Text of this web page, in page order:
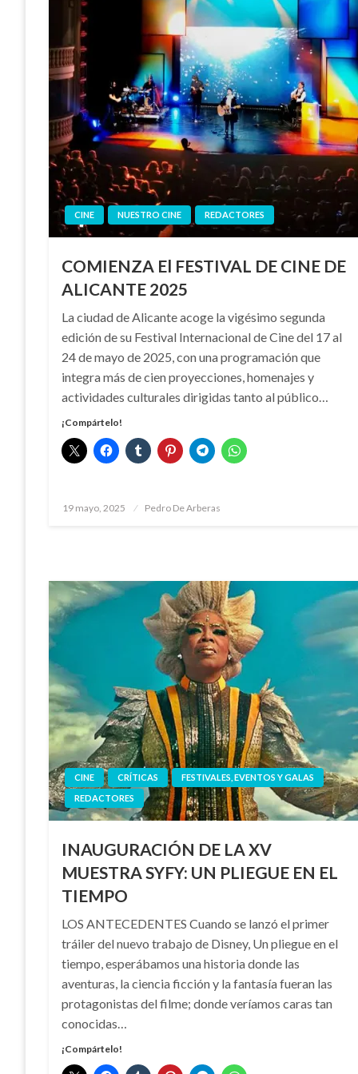
CINE NUESTRO CINE REDACTORES
COMIENZA El FESTIVAL DE CINE DE
ALICANTE 2025
La ciudad de Alicante acoge la vigésimo segunda
edición de su Festival Internacional de Cine del 17 al
24 de mayo de 2025, con una programación que
integra más de cien proyecciones, homenajes y
actividades culturales dirigidas tanto al público…
¡Compártelo!
Publicado
19 mayo, 2025 Pedro De Arberas
CINE CRÍTICAS
FESTIVALES, EVENTOS Y GALAS
REDACTORES
INAUGURACIÓN DE LA XV
MUESTRA SYFY: UN PLIEGUE EN EL
TIEMPO
LOS ANTECEDENTES Cuando se lanzó el primer
tráiler del nuevo trabajo de Disney, Un pliegue en el
tiempo, esperábamos una historia donde las
aventuras, la ciencia ficción y la fantasía fueran las
protagonistas del filme; donde veríamos caras tan
conocidas…
¡Compártelo!